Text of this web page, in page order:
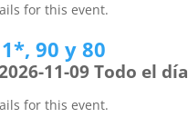
for this event.
90 y 80
11-09 Todo el día
for this event.